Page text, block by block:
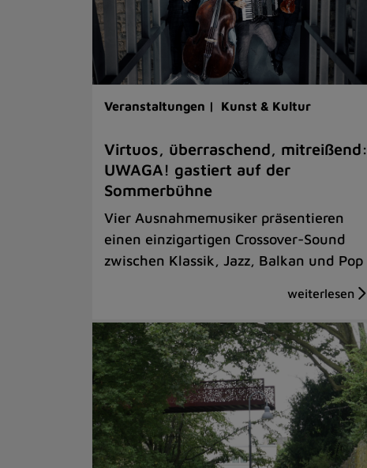
Veranstaltungen | Kunst & Kultur
Virtuos, überraschend, mitreißend:
UWAGA! gastiert auf der
Sommerbühne
Vier Ausnahmemusiker präsentieren
einen einzigartigen Crossover-Sound
zwischen Klassik, Jazz, Balkan und Pop